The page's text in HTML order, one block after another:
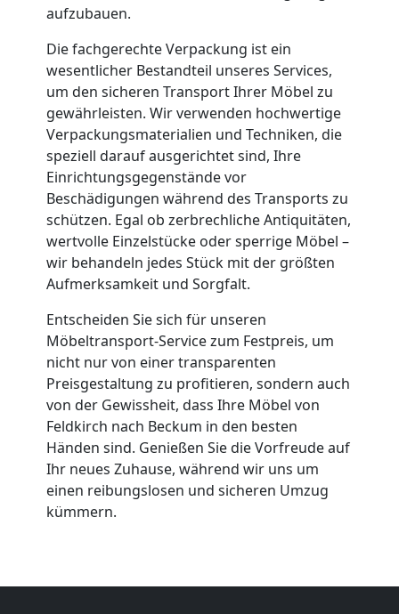
aufzubauen.
Die fachgerechte Verpackung ist ein
wesentlicher Bestandteil unseres Services,
um den sicheren Transport Ihrer Möbel zu
gewährleisten. Wir verwenden hochwertige
Verpackungsmaterialien und Techniken, die
speziell darauf ausgerichtet sind, Ihre
Einrichtungsgegenstände vor
Beschädigungen während des Transports zu
schützen. Egal ob zerbrechliche Antiquitäten,
wertvolle Einzelstücke oder sperrige Möbel –
wir behandeln jedes Stück mit der größten
Aufmerksamkeit und Sorgfalt.
Entscheiden Sie sich für unseren
Möbeltransport-Service zum Festpreis, um
nicht nur von einer transparenten
Preisgestaltung zu profitieren, sondern auch
von der Gewissheit, dass Ihre Möbel von
Feldkirch nach Beckum in den besten
Händen sind. Genießen Sie die Vorfreude auf
Ihr neues Zuhause, während wir uns um
einen reibungslosen und sicheren Umzug
kümmern.
und
Lagerung
Feldkirch
Full-
Service-
Umzug
Feldkirch
Qualitäts-
Umzüge
Feldkirch
Feldkirch